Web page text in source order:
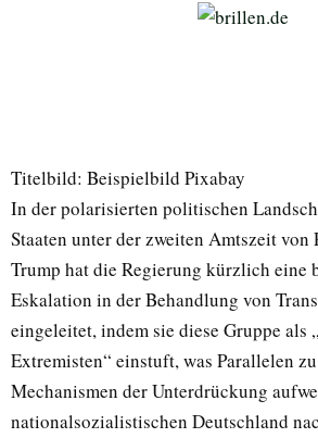
Titelbild: Beispielbild Pixabay
In der polarisierten politischen
Staaten unter der zweiten Amtszeit von
Trump hat die Regierung kürzlich eine
Eskalation in der Behandlung von
eingeleitet, indem sie diese Gruppe als
Extremisten“ einstuft, was Parallelen
Mechanismen der Unterdrückung
nationalsozialistischen Deutschland